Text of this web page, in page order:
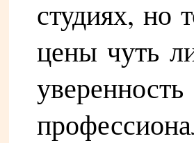
студиях, но
цены чуть